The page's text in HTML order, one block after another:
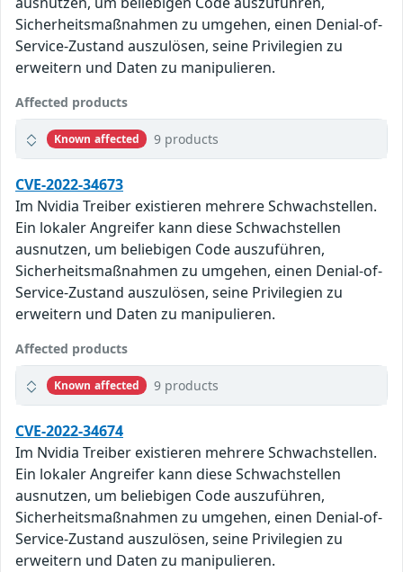
Sicherheitsmaßnahmen zu umgehen, einen Denial-of-
Service-Zustand auszulösen, seine Privilegien zu
erweitern und Daten zu manipulieren.
Affected products
Known affected 9 products
CVE-2022-34673
Im Nvidia Treiber existieren mehrere Schwachstellen.
Ein lokaler Angreifer kann diese Schwachstellen
ausnutzen, um beliebigen Code auszuführen,
Sicherheitsmaßnahmen zu umgehen, einen Denial-of-
Service-Zustand auszulösen, seine Privilegien zu
erweitern und Daten zu manipulieren.
Affected products
Known affected 9 products
CVE-2022-34674
Im Nvidia Treiber existieren mehrere Schwachstellen.
Ein lokaler Angreifer kann diese Schwachstellen
ausnutzen, um beliebigen Code auszuführen,
Sicherheitsmaßnahmen zu umgehen, einen Denial-of-
Service-Zustand auszulösen, seine Privilegien zu
erweitern und Daten zu manipulieren.